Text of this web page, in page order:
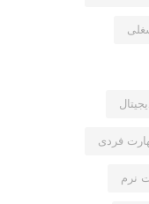
فردی
نرم